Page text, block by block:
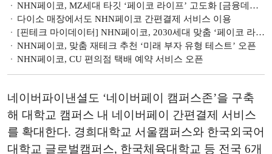
NHN페이코, MZ세대 타깃 ‘페이코 라이프’ 고도화 [금융데이터 혁신주도 핀테크]
다이소 매장에서도 NHN페이코 간편결제 서비스 이용
[핀테크 마이데이터] NHN페이코, 2030세대 맞춤 ‘페이코 라이프’ 실현
NHN페이코, 맞춤 재테크 추천 ‘미래 부자 유형 테스트’ 오픈
NHN페이코, CU 편의점 택배 예약 서비스 오픈
네이버파이낸셜도 ‘네이버페이 캠퍼스존’을 구축
해 대학교 캠퍼스 내 네이버페이 간편결제 서비스
를 확대한다. 경희대학교 서울캠퍼스와 한국외국어
대학교 글로벌캠퍼스, 한국체육대학교 등 전국 6개